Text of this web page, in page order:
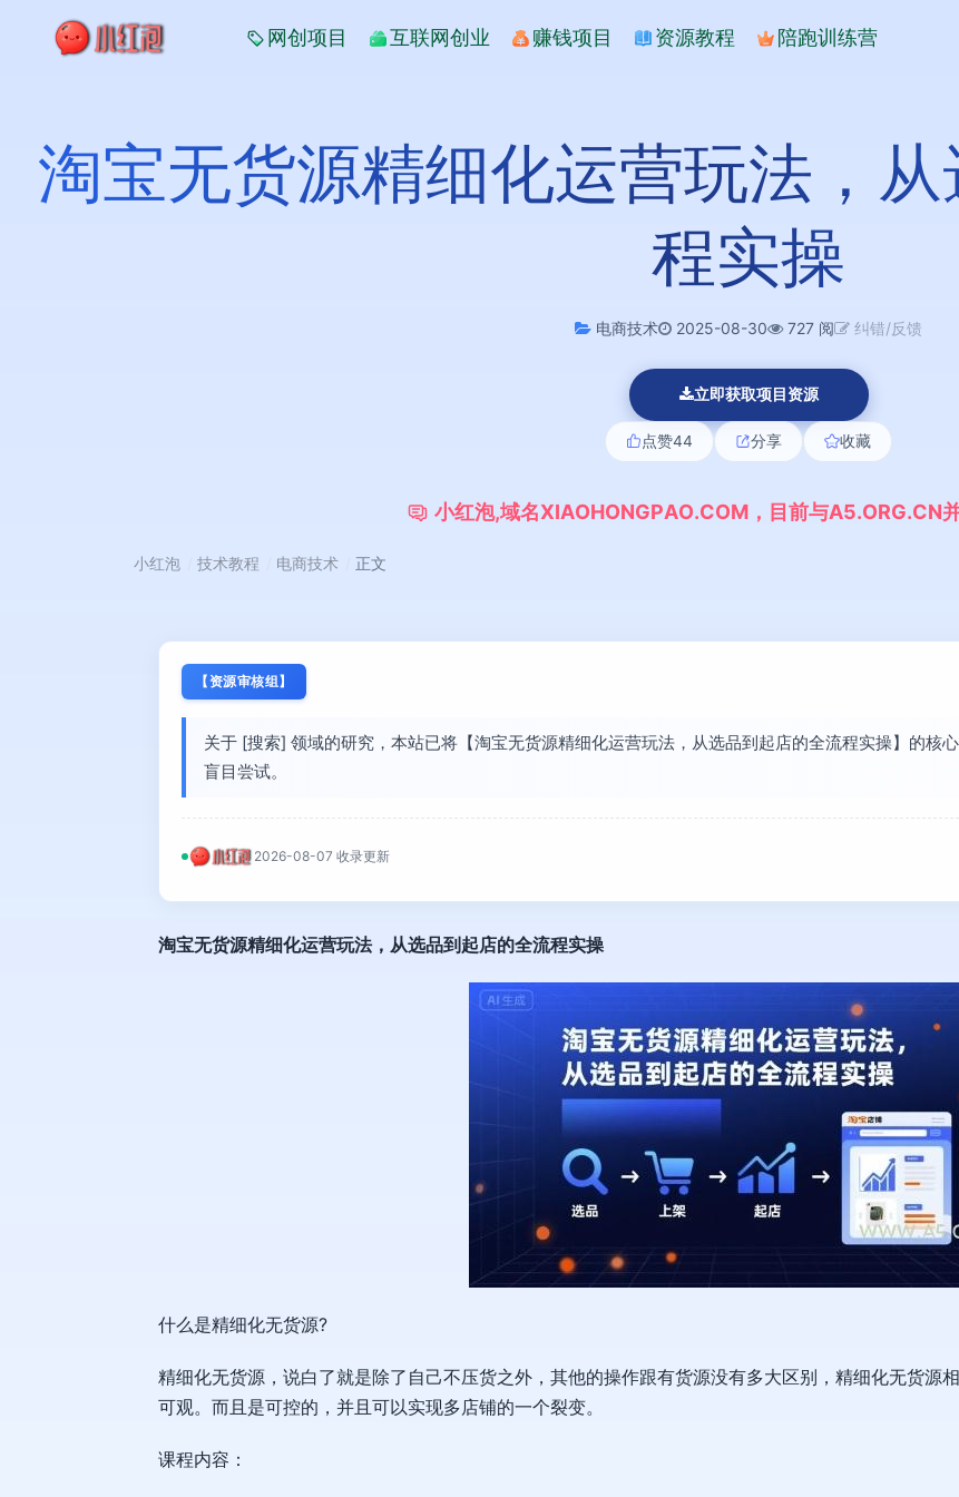
网创项目 互联网创业 赚钱项目 资源教程 陪跑训练营
淘宝无货源精细化运营玩法，
程实操
电商技术 2025-08-30 727 阅 纠错/反馈
立即获取项目资源
点赞44 分享 收藏
小红泡,域名XIAOHONGPAO.COM ， 目 前与A5.ORG.CN
小红泡 技术教程 电商技术 正文
【资源审核组】
关于 [搜索] 领域的研究，本站已将【淘宝无货源精细化运营玩法，从选品到起店的全流程实操】的核
盲目尝试。
2026-08-07 收录更新
淘宝无货源精细化运营玩法，从选品到起店的全流程实操
什么是精细化无货源?
精细化无货源，说白了就是除了自己不压货之外，其他的操作跟有货源没有多大区别，精细化无货源
可观。而且是可控的，并且可以实现多店铺的一个裂变。
课程内容：